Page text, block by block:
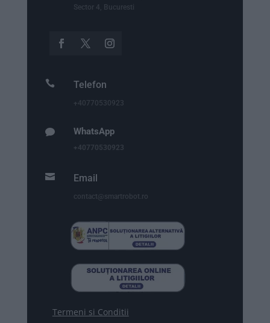
Sector 4, Bucuresti
 Telefon
+40770530923
 WhatsApp
+40770530923
 Email
contact@smartrobot.ro
Termeni si Conditii